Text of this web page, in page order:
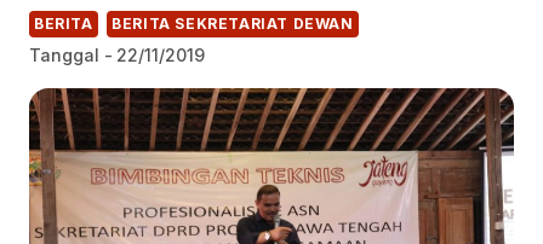
BERITA BERITA SEKRETARIAT DEWAN
Tanggal - 22/11/2019